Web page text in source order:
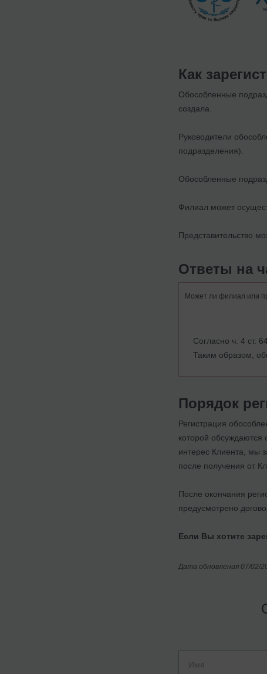
Как
Обособленные
создала.
Руководители
подразделения).
Обособленные
Филиал может
Представительство
Ответы на
Может ли филиал или
Согласно ч. 4 ст.
Таким образом,
Порядок
Регистрация
которой обсуждаются
интерес Клиента, мы
после получения от
После окончания
предусмотрено
Если Вы хотите
Дата обновления 07/02/